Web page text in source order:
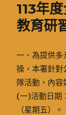
113年
教育研
一、為提供多
操，本署針對
隊活動，內容
(一)活動日期
（星期五）。